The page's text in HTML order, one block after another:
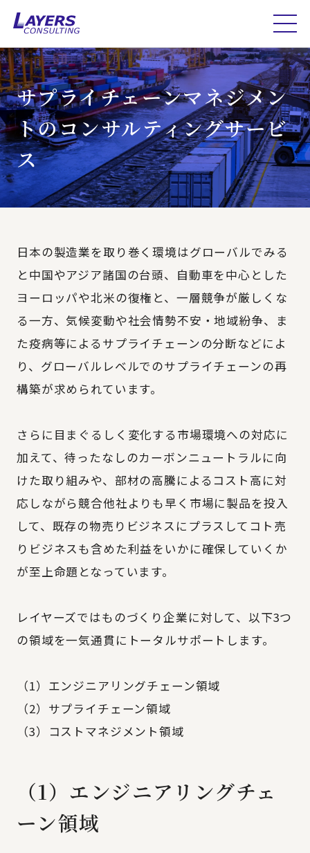
サプライチェーンマネジメン
トのコンサルティングサービ
ス
日本の製造業を取り巻く環境はグローバルでみる
と中国やアジア諸国の台頭、自動車を中心とした
ヨーロッパや北米の復権と、一層競争が厳しくな
る一方、気候変動や社会情勢不安・地域紛争、ま
た疫病等によるサプライチェーンの分断などによ
り、グローバルレベルでのサプライチェーンの再
構築が求められています。
さらに目まぐるしく変化する市場環境への対応に
加えて、待ったなしのカーボンニュートラルに向
けた取り組みや、部材の高騰によるコスト高に対
応しながら競合他社よりも早く市場に製品を投入
して、既存の物売りビジネスにプラスしてコト売
りビジネスも含めた利益をいかに確保していくか
が至上命題となっています。
レイヤーズではものづくり企業に対して、以下3つ
の領域を一気通貫にトータルサポートします。
（1）エンジニアリングチェーン領域
（2）サプライチェーン領域
（3）コストマネジメント領域
（1）エンジニアリングチェ
ーン領域